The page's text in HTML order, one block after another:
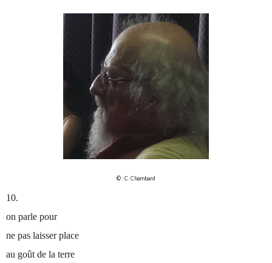
© : C. Chambard
10.
on parle pour
ne pas laisser place
au goût de la terre